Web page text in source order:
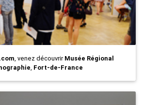
, venez découvrirMusée Régional
, Fort-de-France